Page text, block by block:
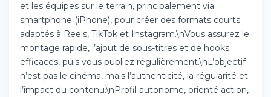
et les équipes sur le terrain, principalement via
smartphone (iPhone), pour créer des formats courts
adaptés à Reels, TikTok et Instagram.\nVous assurez le
montage rapide, l’ajout de sous-titres et de hooks
efficaces, puis vous publiez régulièrement.\nL’objectif
n’est pas le cinéma, mais l’authenticité, la régularité et
l’impact du contenu.\nProfil autonome, orienté action,
Continuer sur Android
Téléchargez l'app sur Google Play